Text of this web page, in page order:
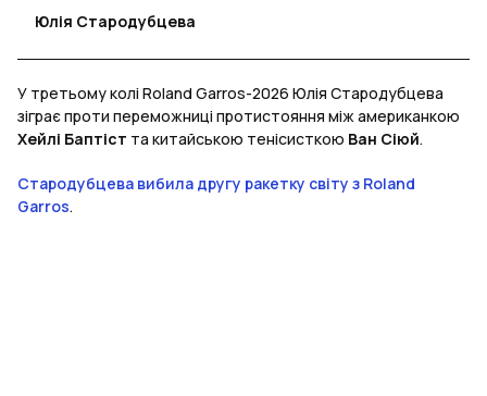
Юлія Стародубцева
У третьому колі Roland Garros-2026 Юлія Стародубцева
зіграє проти переможниці протистояння між американкою
Хейлі Баптіст та китайською тенісисткою Ван Сіюй.
Стародубцева вибила другу ракетку світу з Roland
Garros.